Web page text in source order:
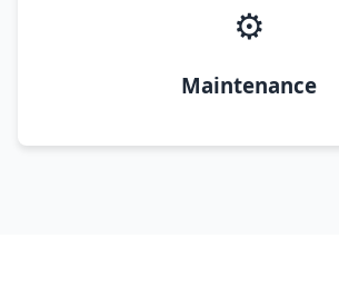
⚙️
Maintenance